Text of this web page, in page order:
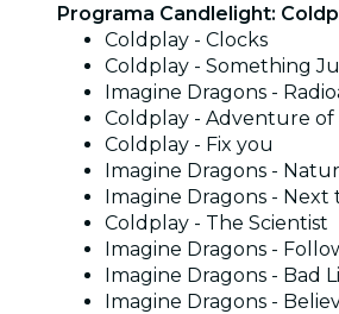
Programa Candlelight:
Coldplay - Clocks
Coldplay - Something
Imagine Dragons -
Coldplay - Adventure of
Coldplay - Fix you
Imagine Dragons -
Imagine Dragons - Next
Coldplay - The Scientist
Imagine Dragons -
Imagine Dragons - Bad
Imagine Dragons -